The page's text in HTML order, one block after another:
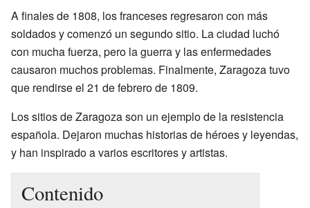
A finales de 1808, los franceses regresaron con más
soldados y comenzó un segundo sitio. La ciudad luchó
con mucha fuerza, pero la guerra y las enfermedades
causaron muchos problemas. Finalmente, Zaragoza tuvo
que rendirse el 21 de febrero de 1809.
Los sitios de Zaragoza son un ejemplo de la resistencia
española. Dejaron muchas historias de héroes y leyendas,
y han inspirado a varios escritores y artistas.
Contenido